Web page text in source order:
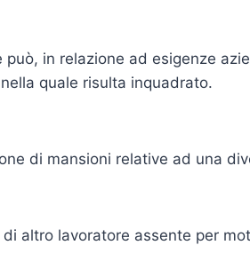
può, in relazione ad esigenze
quale risulta inquadrato.
di mansioni relative ad una
altro lavoratore assente per